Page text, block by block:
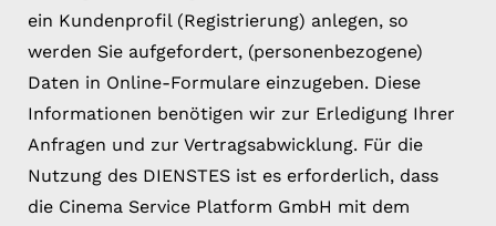
ein Kundenprofil (Registrierung) anlegen, so
werden Sie aufgefordert, (personenbezogene)
Daten in Online-Formulare einzugeben. Diese
Informationen benötigen wir zur Erledigung Ihrer
Anfragen und zur Vertragsabwicklung. Für die
Nutzung des DIENSTES ist es erforderlich, dass
die Cinema Service Platform GmbH mit dem